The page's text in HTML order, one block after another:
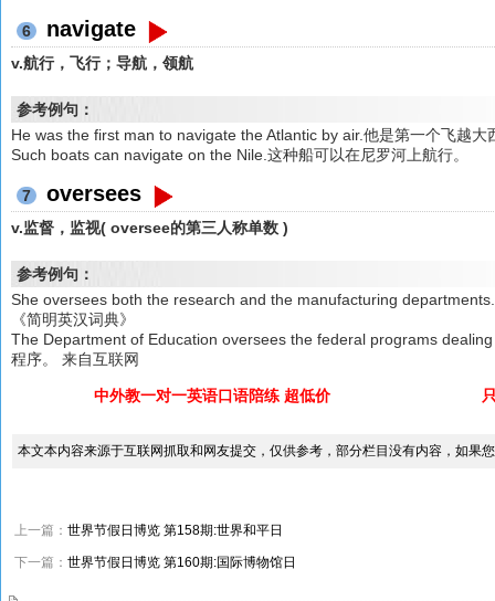
6 navigate
v.航行，飞行；导航，领航
参考例句：
He was the first man to navigate the Atlantic by air.他是第一个飞越大
Such boats can navigate on the Nile.这种船可以在尼罗河上航行。
7 oversees
v.监督，监视( oversee的第三人称单数 )
参考例句：
She oversees both the research and the manufacturing
《简明英汉词典》
The Department of Education oversees the federal programs
程序。 来自互联网
中外教一对一英语口语陪练 超低价
本文本内容来源于互联网抓取和网友提交，仅供参考，部分栏目没有内容，如果
上一篇： 世界节假日博览 第158期:世界和平日
下一篇： 世界节假日博览 第160期:国际博物馆日